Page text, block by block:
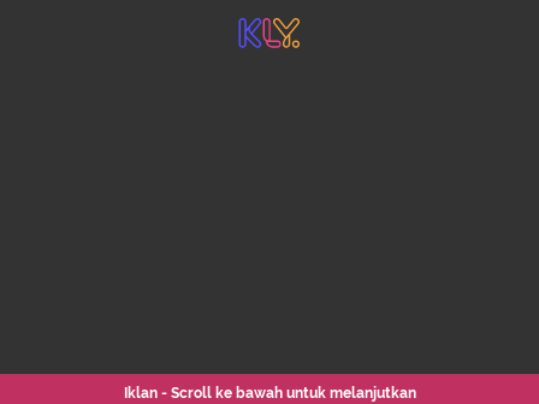
Iklan - Scroll ke bawah untuk melanjutkan